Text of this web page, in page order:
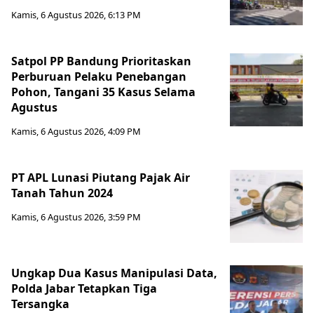
Kamis, 6 Agustus 2026, 6:13 PM
Satpol PP Bandung Prioritaskan
Perburuan Pelaku Penebangan
Pohon, Tangani 35 Kasus Selama
Agustus
Kamis, 6 Agustus 2026, 4:09 PM
PT APL Lunasi Piutang Pajak Air
Tanah Tahun 2024
Kamis, 6 Agustus 2026, 3:59 PM
Ungkap Dua Kasus Manipulasi Data,
Polda Jabar Tetapkan Tiga
Tersangka